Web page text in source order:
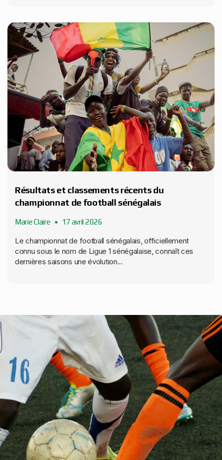
Résultats et classements récents du
championnat de football sénégalais
Marie Claire 17 avril 2026
Le championnat de football sénégalais, officiellement
connu sous le nom de Ligue 1 sénégalaise, connaît ces
dernières saisons une évolution...